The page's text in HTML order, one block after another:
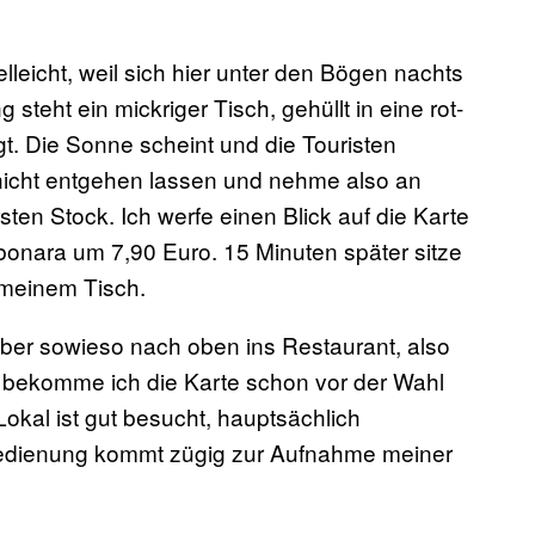
weil sich hier unter den Bögen nachts
steht ein mickriger Tisch, gehüllt in eine rot-
Die Sonne scheint und die Touristen
entgehen lassen und nehme also an
Stock. Ich werfe einen Blick auf die Karte
um 7,90 Euro. 15 Minuten später sitze
Tisch.
sowieso nach oben ins Restaurant, also
ich die Karte schon vor der Wahl
ist gut besucht, hauptsächlich
kommt zügig zur Aufnahme meiner